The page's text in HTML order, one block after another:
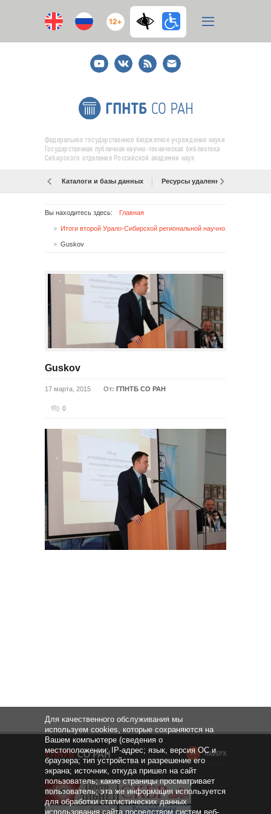
12+
YoutubeВКонтакте
RSS
E-
mail
подписка
Федеральное государственное бюджетное учреждение науки
Государственная публичная научно-техническая библиотека
Сибирского отделения Российской академии наук
Каталоги и базы данных Ресурсы удаленного доступа
Вы находитесь здесь: Главная
Guskov
Guskov
17 марта, 2015 От: ГПНТБ СО РАН
0
НАВЕРХ
Для качественного обслуживания мы
используем cookies, которые сохраняются на
Вашем компьютере (сведения о
местоположении; IP-адрес; язык, версия ОС и
браузера; тип устройства и разрешение его
экрана; источник, откуда пришел на сайт
пользователь; какие страницы просматривает
пользователь; эта же информация используется
для обработки статистических данных
использования сайта посредством систем веб-